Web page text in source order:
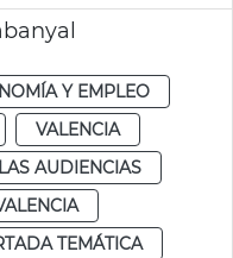
Y EMPLEO
VALENCIA
AUDIENCIAS
TEMÁTICA